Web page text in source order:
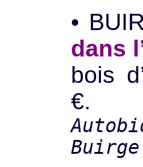
•
dans
bois
€.